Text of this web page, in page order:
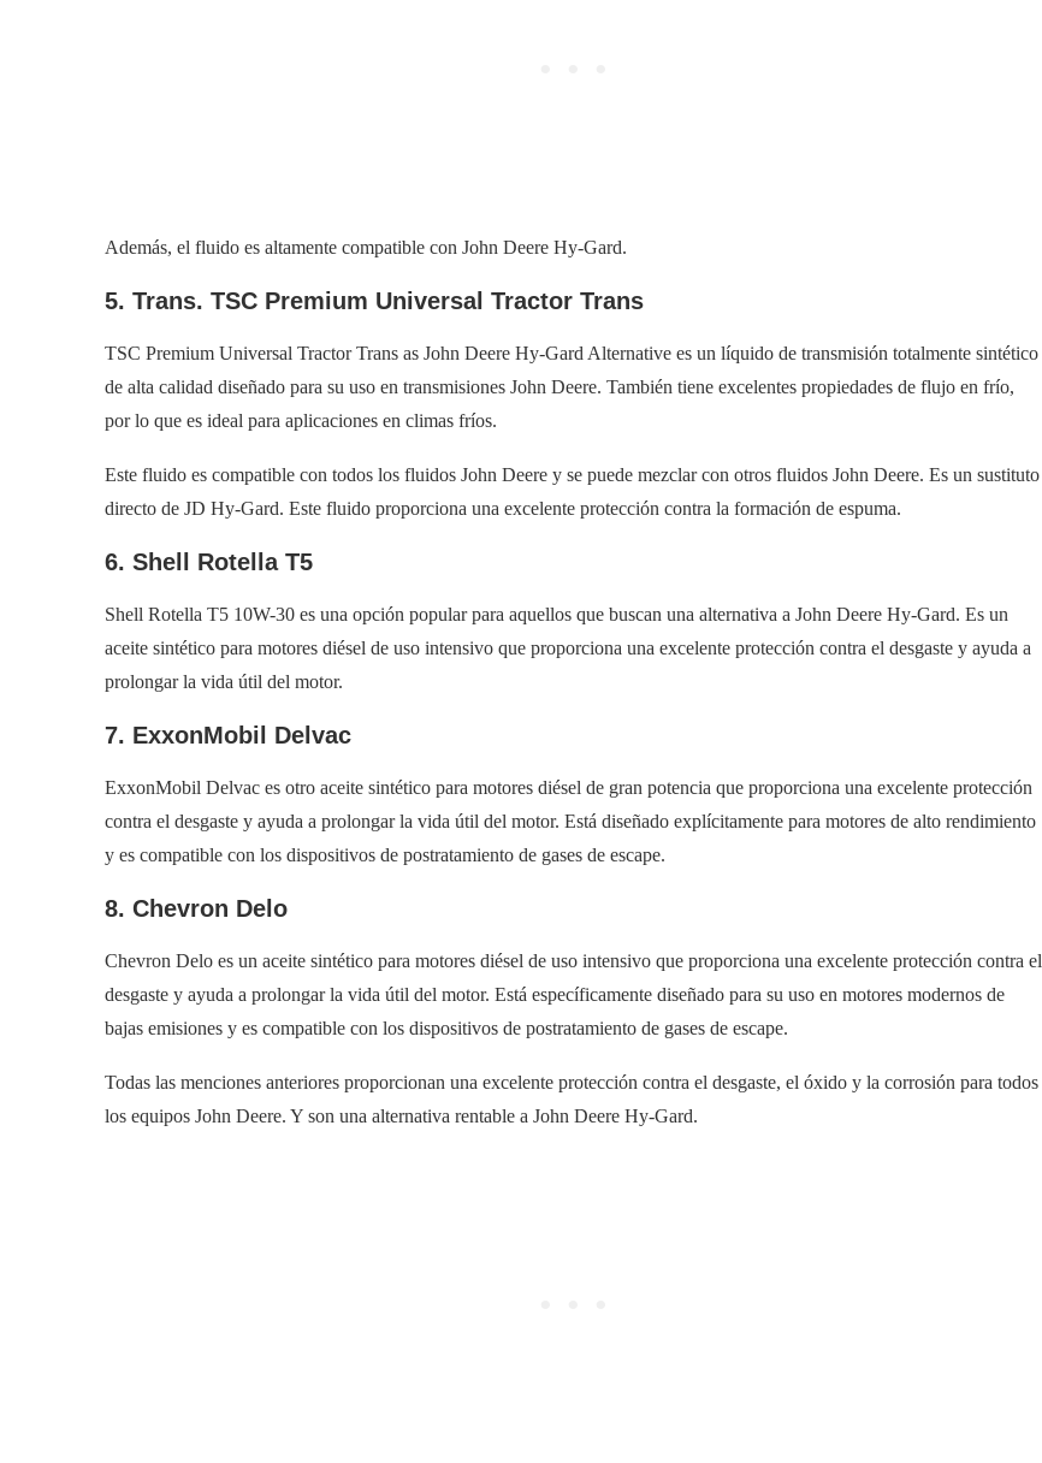
Además, el fluido es altamente compatible con John Deere Hy-Gard.
5. Trans. TSC Premium Universal Tractor Trans
TSC Premium Universal Tractor Trans as John Deere Hy-Gard Alternative es un líquido de transmisión totalmente sintético
de alta calidad diseñado para su uso en transmisiones John Deere. También tiene excelentes propiedades de flujo en frío,
por lo que es ideal para aplicaciones en climas fríos.
Este fluido es compatible con todos los fluidos John Deere y se puede mezclar con otros fluidos John Deere. Es un sustituto
directo de JD Hy-Gard. Este fluido proporciona una excelente protección contra la formación de espuma.
6. Shell Rotella T5
Shell Rotella T5 10W-30 es una opción popular para aquellos que buscan una alternativa a John Deere Hy-Gard. Es un
aceite sintético para motores diésel de uso intensivo que proporciona una excelente protección contra el desgaste y ayuda a
prolongar la vida útil del motor.
7. ExxonMobil Delvac
ExxonMobil Delvac es otro aceite sintético para motores diésel de gran potencia que proporciona una excelente protección
contra el desgaste y ayuda a prolongar la vida útil del motor. Está diseñado explícitamente para motores de alto rendimiento
y es compatible con los dispositivos de postratamiento de gases de escape.
8. Chevron Delo
Chevron Delo es un aceite sintético para motores diésel de uso intensivo que proporciona una excelente protección contra el
desgaste y ayuda a prolongar la vida útil del motor. Está específicamente diseñado para su uso en motores modernos de
bajas emisiones y es compatible con los dispositivos de postratamiento de gases de escape.
Todas las menciones anteriores proporcionan una excelente protección contra el desgaste, el óxido y la corrosión para todos
los equipos John Deere. Y son una alternativa rentable a John Deere Hy-Gard.